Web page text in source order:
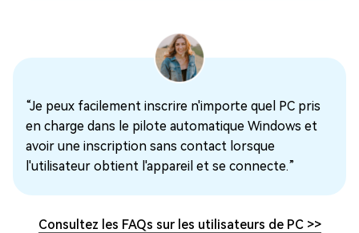
“Je peux facilement inscrire n'importe quel PC pris
en charge dans le pilote automatique Windows et
avoir une inscription sans contact lorsque
l'utilisateur obtient l'appareil et se connecte.”
Consultez les FAQs sur les utilisateurs de PC >>